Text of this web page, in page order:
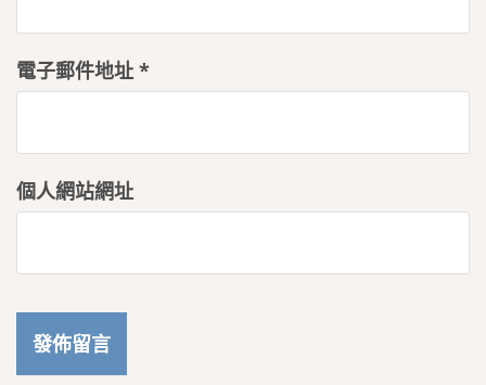
電子郵件地址 *
個人網站網址